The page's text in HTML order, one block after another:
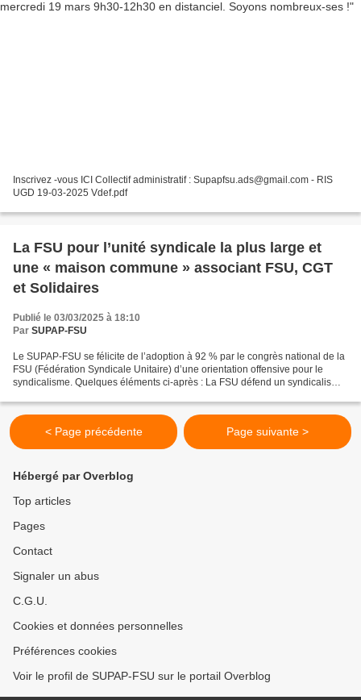
Inscrivez -vous ICI Collectif administratif : Supapfsu.ads@gmail.com - RIS
UGD 19-03-2025 Vdef.pdf
La FSU pour l’unité syndicale la plus large et
une « maison commune » associant FSU, CGT
et Solidaires
Publié le 03/03/2025 à 18:10
Par SUPAP-FSU
Le SUPAP-FSU se félicite de l’adoption à 92 % par le congrès national de la
FSU (Fédération Syndicale Unitaire) d’une orientation offensive pour le
syndicalisme. Quelques éléments ci-après : La FSU défend un syndicalisme
< Page précédente Page suivante >
Hébergé par Overblog
Top articles
Pages
Contact
Signaler un abus
C.G.U.
Cookies et données personnelles
Préférences cookies
Voir le profil de SUPAP-FSU sur le portail Overblog